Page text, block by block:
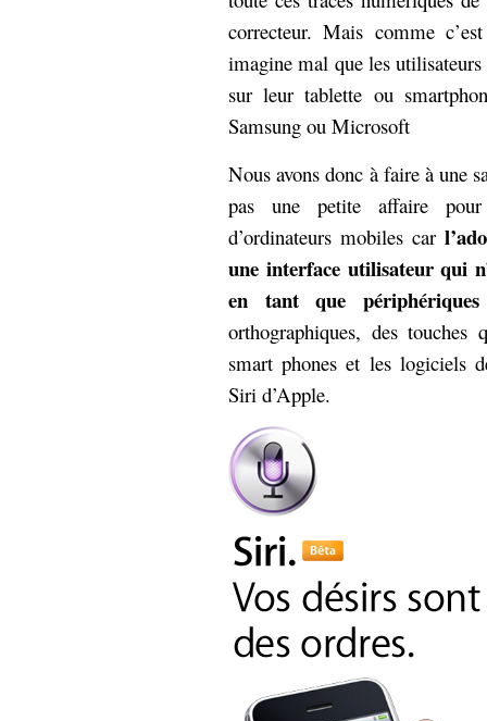
correcteur. Mais comme
imagine mal que les
sur leur tablette ou
Samsung ou Microsoft
Nous avons donc à faire à une
pas une petite affaire
d’ordinateurs mobiles car
une interface utilisateur qui
en tant que périphériques
orthographiques, des
smart phones et les logiciels
Siri d’Apple.